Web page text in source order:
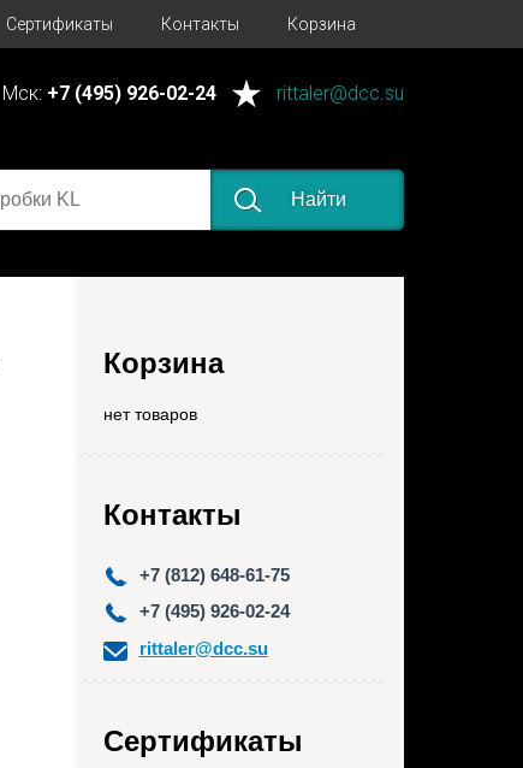
Сертификаты Контакты Корзина
Мск: +7 (495) 926-02-24 rittaler@dcc.su
Найти
Корзина
нет товаров
Контакты
+7 (812) 648-61-75
+7 (495) 926-02-24
rittaler@dcc.su
Сертификаты